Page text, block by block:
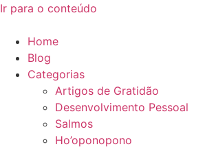
Ir para o conteúdo
Home
Blog
Categorias
Artigos de Gratidão
Desenvolvimento Pessoal
Salmos
Ho’oponopono